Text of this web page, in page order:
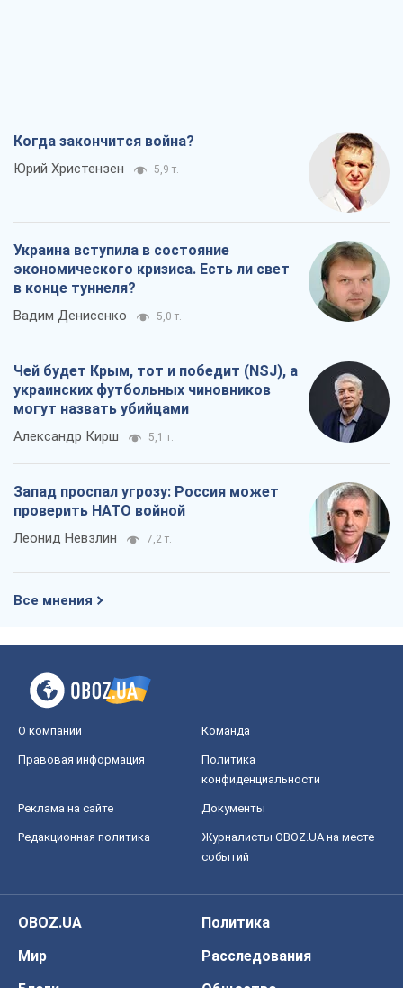
Когда закончится война?
Юрий Христензен 5,9 т.
Украина вступила в состояние
экономического кризиса. Есть ли свет
в конце туннеля?
Вадим Денисенко 5,0 т.
Чей будет Крым, тот и победит (NSJ), а
украинских футбольных чиновников
могут назвать убийцами
Александр Кирш 5,1 т.
Запад проспал угрозу: Россия может
проверить НАТО войной
Леонид Невзлин 7,2 т.
Все мнения
О компании Команда
Правовая информация
Политика
конфиденциальности
Реклама на сайте Документы
Редакционная политика
Журналисты OBOZ.UA на месте
событий
OBOZ.UA
Политика
Мир
Расследования